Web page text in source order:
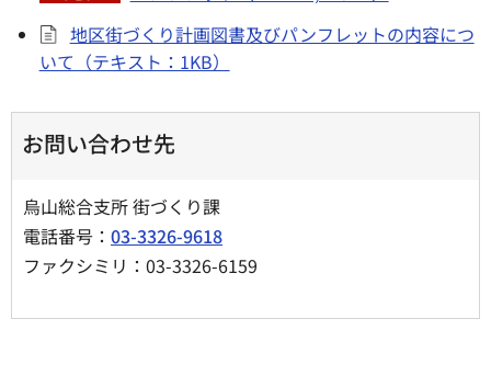
地区街づくり計画図書及びパンフレットの内容につ
いて（テキスト：1KB）
お問い合わせ先
烏山総合支所 街づくり課
電話番号： 03-3326-9618
ファクシミリ：03-3326-6159